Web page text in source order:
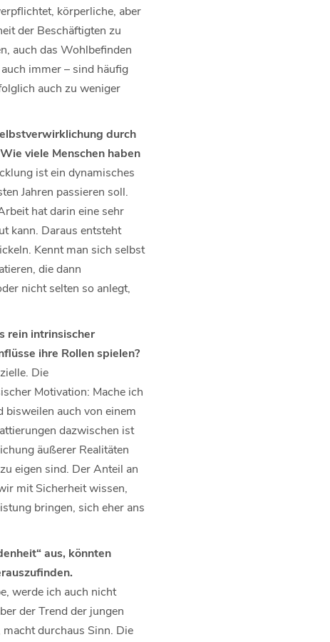
körperliche, aber
der Beschäftigten zu
auch das Wohlbefinden
immer – sind häufig
auch zu weniger
durch
viele Menschen haben
ist ein dynamisches
Jahren passieren soll.
hat darin eine sehr
kann. Daraus entsteht
Kennt man sich selbst
die dann
nicht selten so anlegt,
rein intrinsischer
ihre Rollen spielen?
Die
Motivation: Mache ich
bisweilen auch von einem
dazwischen ist
äußerer Realitäten
eigen sind. Der Anteil an
mit Sicherheit wissen,
bringen, sich eher ans
aus, könnten
werde ich auch nicht
der Trend der jungen
durchaus Sinn. Die